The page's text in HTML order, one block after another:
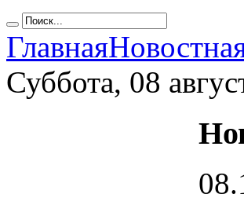
Главная
Суббота, 08